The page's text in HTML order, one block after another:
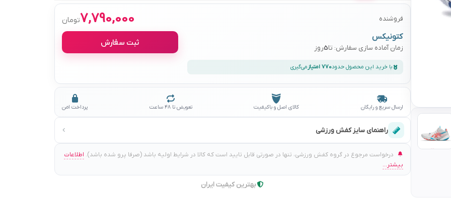
راهنمای سایز کفش ورزشی
درخواست مرجوع در گروه کفش ورزشی، تنها در صورتی قابل تایید است که کالا در شرایط اولیه باشد (صرفا پرو شده باشد). اطلاعات
بیشتر...
فروشنده
کتونیکس
زمان آماده سازی سفارش: تا5روز
7,790,000تومان
با خرید این محصول حدود770 امتیاز می‌گیری
ثبت سفارش
ارسال سریع و رایگان کالای اصل و باکیفیت تعویض تا ۴۸ ساعت پرداخت امن
بهترین کیفیت ایران